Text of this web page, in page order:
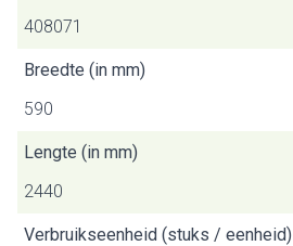
408071
Breedte (in mm)
590
Lengte (in mm)
2440
Verbruikseenheid (stuks / eenheid)